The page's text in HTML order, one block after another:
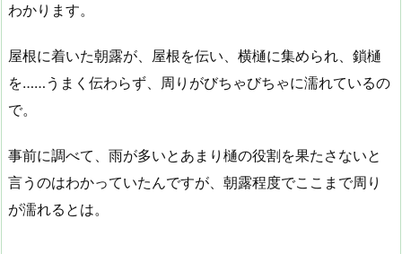
わかります。
屋根に着いた朝露が、屋根を伝い、横樋に集められ、鎖樋
を……うまく伝わらず、周りがびちゃびちゃに濡れているの
で。
事前に調べて、雨が多いとあまり樋の役割を果たさないと
言うのはわかっていたんですが、朝露程度でここまで周り
が濡れるとは。